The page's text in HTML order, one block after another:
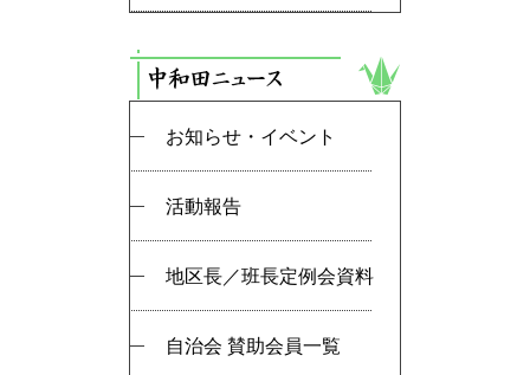
お知らせ・イベント
活動報告
地区長／班長定例会資料
自治会 賛助会員一覧